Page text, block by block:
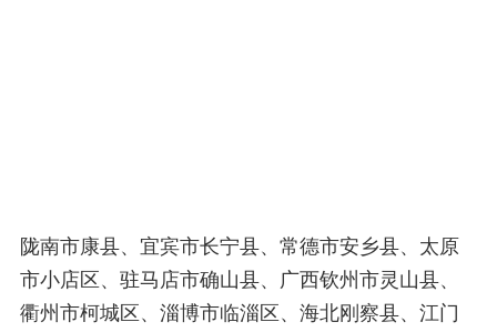
陇南市康县、宜宾市长宁县、常德市安乡县、太原
市小店区、驻马店市确山县、广西钦州市灵山县、
衢州市柯城区、淄博市临淄区、海北刚察县、江门